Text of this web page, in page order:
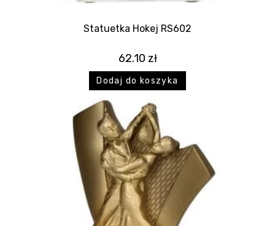
Statuetka Hokej RS602
62.10 zł
Dodaj do koszyka